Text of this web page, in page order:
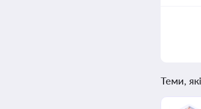
Теми,